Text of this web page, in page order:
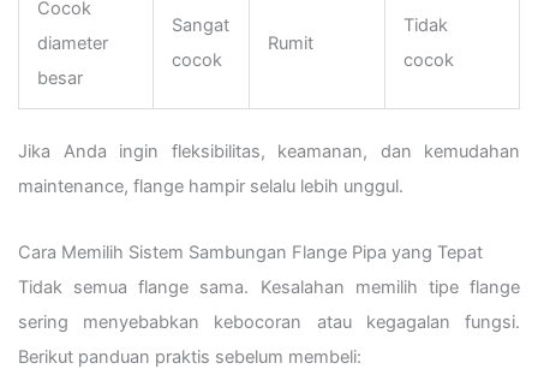
Cocok
diameter
besar
Sangat
cocok
Rumit
Tidak
cocok
Jika Anda ingin fleksibilitas, keamanan, dan kemudahan
maintenance, flange hampir selalu lebih unggul.
Cara Memilih Sistem Sambungan Flange Pipa yang Tepat
Tidak semua flange sama. Kesalahan memilih tipe flange
sering menyebabkan kebocoran atau kegagalan fungsi.
Berikut panduan praktis sebelum membeli: